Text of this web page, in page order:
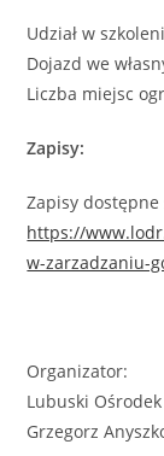
Udział w
Dojazd we
Liczba miejsc
Zapisy:
Zapisy
https://
w-zarzadzaniu-
Organizator:
Lubuski
Grzegorz